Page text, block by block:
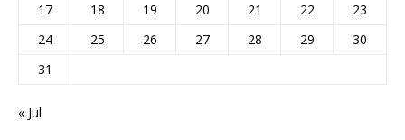
17
18 19 20 21 22
23
24
25 26 27 28 29
30
31
« Jul